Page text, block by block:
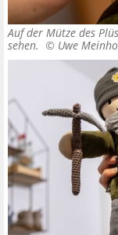
Auf der Mütze des
sehen. © Uwe